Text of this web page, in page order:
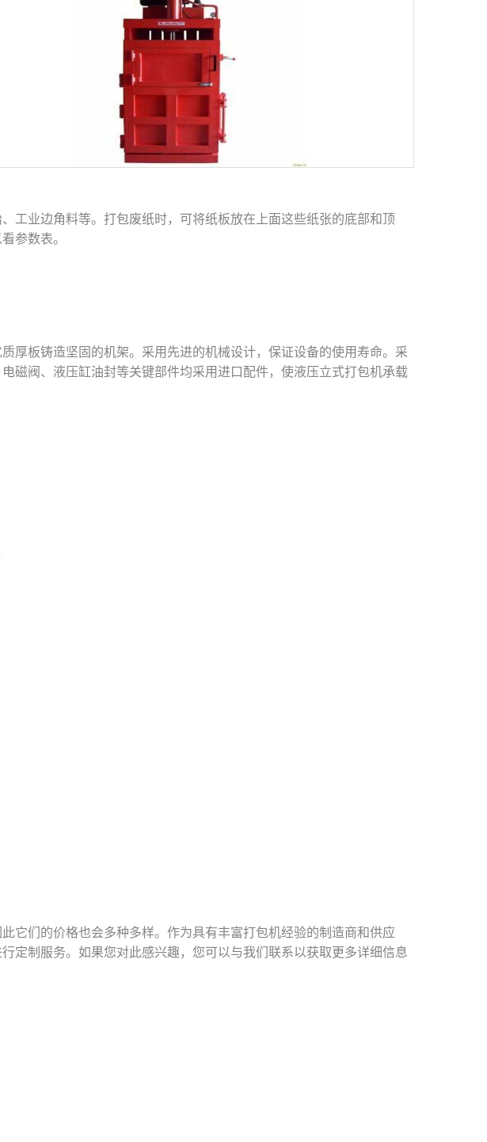
工业边角料等。打包废纸时，可将纸板放在上面这些纸张的底部和顶
参数表。
厚板铸造坚固的机架。采用先进的机械设计，保证设备的使用寿命。采
磁阀、液压缸油封等关键部件均采用进口配件，使液压立式打包机承载
它们的价格也会多种多样。作为具有丰富打包机经验的制造商和供应
定制服务。如果您对此感兴趣，您可以与我们联系以获取更多详细信息